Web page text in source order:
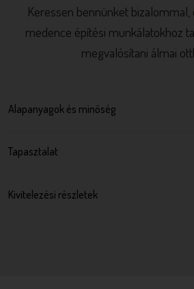
Keressen bennünket
medence építési munkálatokhoz
megvalósítani álmai
Alapanyagok és minőség
Tapasztalat
Kivitelezési részletek